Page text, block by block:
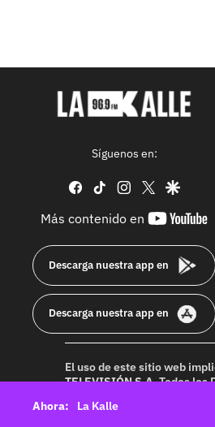
Síguenos en:
facebook
tiktok instagram
twittergoogle
Más contenido en
Descarga nuestra app en
Descarga nuestra app en
El uso de este sitio web
TELEVISIÓN S.A.Todos los
idioma sin autorización
rights reserved 2025.
La Kalle